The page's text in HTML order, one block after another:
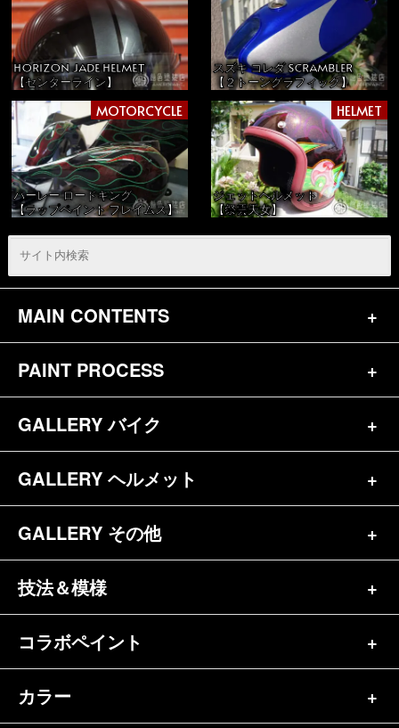
HORIZON JADE HELMET
【センターライン】
スズキ コレダ SCRAMBLER
【２トーングラフィック】
MOTORCYCLE
ハーレー ロードキング
【ラップペイント フレイムス】
HELMET
ジェットヘルメット
【祭雲天女】
MAIN CONTENTS
トップページ
お問合せ
参考価格
キャンディペイントとは？
メディア掲載（18）
ペイントワンポイント（9）
PAINT PROCESS
バイク（180）
ヘルメット（84）
GALLERY バイク
バイク一覧（184）
ハーレー（141）
ホンダ（20）
スズキ（8）
GALLERY ヘルメット
ヘルメット一覧（139）
半ヘル（39）
フルフェイス（23）
GALLERY その他
その他一覧（92）
自転車&三輪車（11）
車パーツ（9）
技法＆模様
シンプル（38）
グラフィック（88）
コラボペイント
エアブラシ（23）
カラー